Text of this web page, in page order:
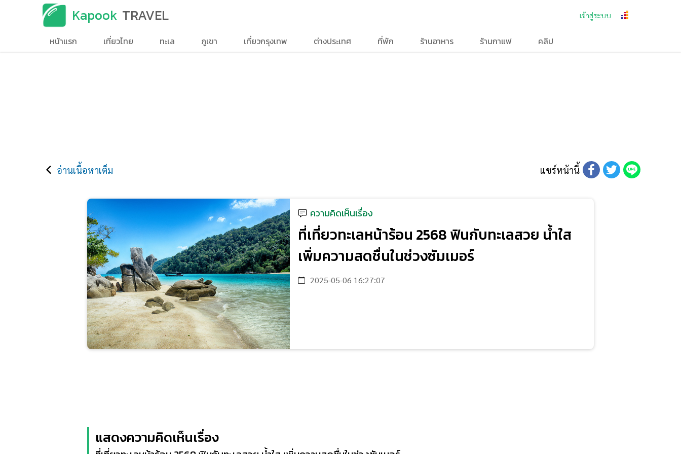
Kapook TRAVEL เข้าสู่ระบบ
หน้าแรก เที่ยวไทย ทะเล ภูเขา เที่ยวกรุงเทพ ต่างประเทศ ที่พัก ร้านอาหาร ร้านกาแฟ คลิป
อ่านเนื้อหาเต็ม แชร์หน้านี้
ความคิดเห็นเรื่อง
ที่เที่ยวทะเลหน้าร้อน 2568 ฟินกับทะเลสวย น้ำใส
เพิ่มความสดชื่นในช่วงซัมเมอร์
2025-05-06 16:27:07
แสดงความคิดเห็นเรื่อง